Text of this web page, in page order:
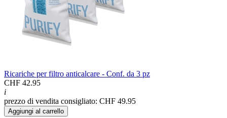
Ricariche per filtro anticalcare - Conf. da 3 pz
CHF 42.95
i
prezzo di vendita consigliato: CHF 49.95
Aggiungi al carrello